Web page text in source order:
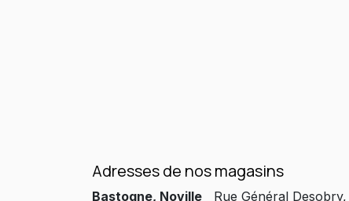
Adresses de nos magasins
Bastogne, Noville Rue Général